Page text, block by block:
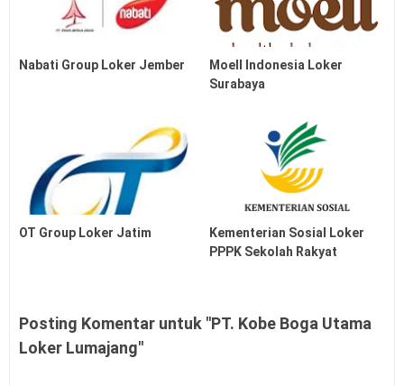
Nabati Group Loker Jember
Moell Indonesia Loker
Surabaya
OT Group Loker Jatim
Kementerian Sosial Loker
PPPK Sekolah Rakyat
Posting Komentar untuk "PT. Kobe Boga Utama
Loker Lumajang"